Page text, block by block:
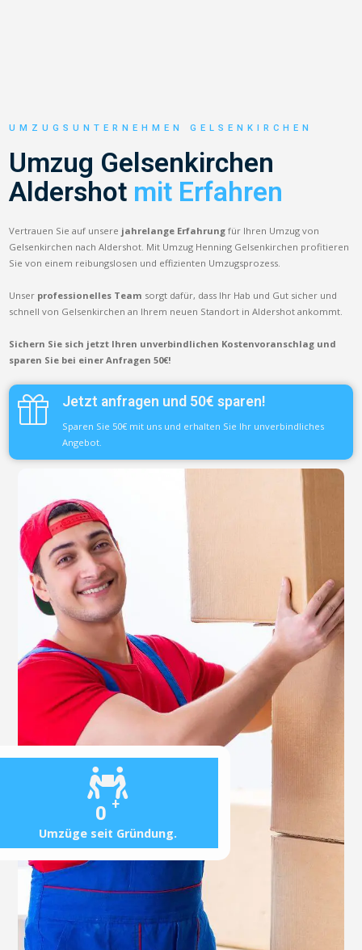
0 +
Umzüge seit Gründung.
UMZUGSUNTERNEHMEN GELSENKIRCHEN
Umzug Gelsenkirchen
Aldershot mit Erfahren
Vertrauen Sie auf unsere jahrelange Erfahrung für Ihren Umzug von
Gelsenkirchen nach Aldershot. Mit Umzug Henning Gelsenkirchen profitieren
Sie von einem reibungslosen und effizienten Umzugsprozess.
Unser professionelles Team sorgt dafür, dass Ihr Hab und Gut sicher und
schnell von Gelsenkirchen an Ihrem neuen Standort in Aldershot ankommt.
Sichern Sie sich jetzt Ihren unverbindlichen Kostenvoranschlag und
sparen Sie bei einer Anfragen 50€!
Jetzt anfragen und 50€ sparen!
Sparen Sie 50€ mit uns und erhalten Sie Ihr unverbindliches
Angebot.